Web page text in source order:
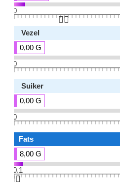
0
👆🏻
Vezel
0,00 G
0
Suiker
0,00 G
0
Fats
8,00 G
0.1
👆🏻